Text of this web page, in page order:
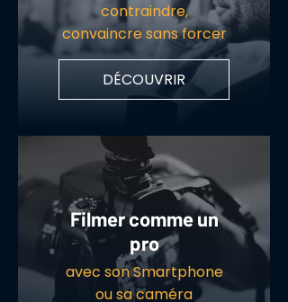
contraindre,
convaincre sans forcer
DÉCOUVRIR
Filmer comme un
pro
avec son Smartphone
ou sa caméra